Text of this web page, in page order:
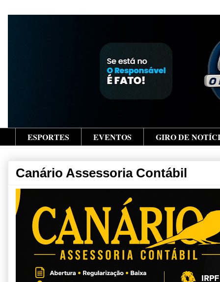
ESPORTES EVENTOS GIRO DE
Canário Assessoria Contábil